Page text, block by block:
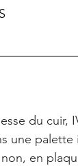
du cuir,
une
en